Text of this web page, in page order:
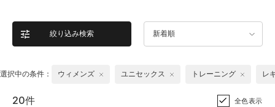
絞り込み検索 新着順
選択中の条件： ウィメンズ ユニセックス トレーニング レ
20件 全色表示